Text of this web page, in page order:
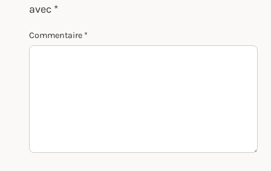
avec *
Commentaire *